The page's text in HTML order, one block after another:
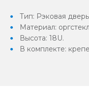
Тип: Рэковая
Материал:
Высота: 18U.
В комплекте: